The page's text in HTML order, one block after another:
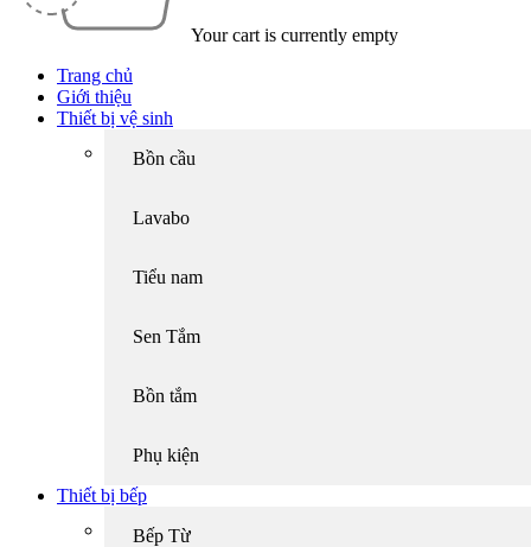
Your cart is currently empty
Trang chủ
Giới thiệu
Thiết bị vệ sinh
Bồn cầu
Lavabo
Tiểu nam
Sen Tắm
Bồn tắm
Phụ kiện
Thiết bị bếp
Bếp Từ